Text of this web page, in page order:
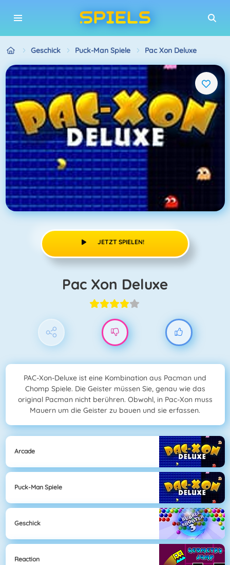
Geschick Puck-Man Spiele Pac Xon Deluxe
JETZT SPIELEN!
Pac Xon Deluxe
PAC-Xon-Deluxe ist eine Kombination aus Pacman und
Chomp Spiele. Die Geister müssen Sie, genau wie das
original Pacman nicht berühren. Obwohl, in Pac-Xon muss
Mauern um die Geister zu bauen und sie erfassen.
Arcade
Puck-Man Spiele
Geschick
Reaction